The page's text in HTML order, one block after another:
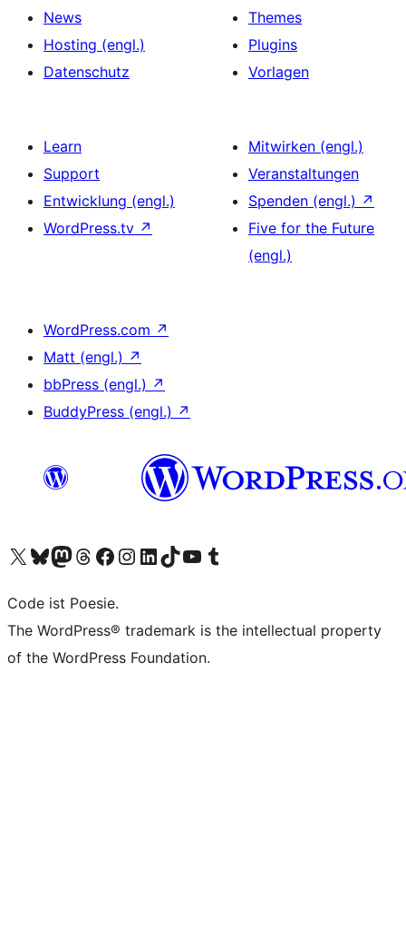
News
Hosting (engl.)
Datenschutz
Themes
Plugins
Vorlagen
Learn
Support
Entwicklung (engl.)
WordPress.tv ↗
Mitwirken (engl.)
Veranstaltungen
Spenden (engl.) ↗
Five for the Future
(engl.)
WordPress.com ↗
Matt (engl.) ↗
bbPress (engl.) ↗
BuddyPress (engl.) ↗
Unser X-Konto (früher Twitter) besuchen
Unser Bluesky-Konto besuchen
Unser Mastodon-Konto besuchen
Unser Threads-Konto besuchen
Unsere Facebook-Seite besuchen
Unser Instagram-Konto besuchen
Unser LinkedIn-Konto besuchen
Unser TikTok-Konto besuchen
Unseren YouTube-Kanal besuchen
Unser Tumblr-Konto besuchen
Code ist Poesie.
The WordPress® trademark is the intellectual property
of the WordPress Foundation.